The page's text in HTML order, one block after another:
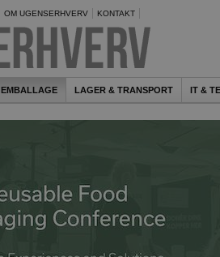
OM UGENSERHVERV KONTAKT
EMBALLAGE LAGER & TRANSPORT IT &